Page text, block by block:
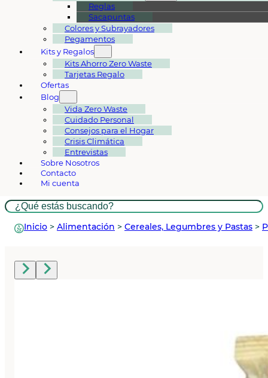
Reglas
Sacapuntas
Colores y Subrayadores
Pegamentos
Kits y Regalos
Kits Ahorro Zero Waste
Tarjetas Regalo
Ofertas
Blog
Vida Zero Waste
Cuidado Personal
Consejos para el Hogar
Crisis Climática
Entrevistas
Sobre Nosotros
Contacto
Mi cuenta
Buscar
Inicio > Alimentación > Cereales, Legumbres y Pastas >